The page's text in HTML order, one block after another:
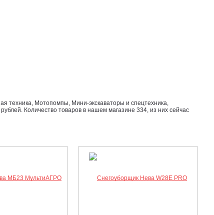
техника, Мотопомпы, Мини-экскаваторы и спецтехника,
Количество товаров в нашем магазине 334, из них сейчас